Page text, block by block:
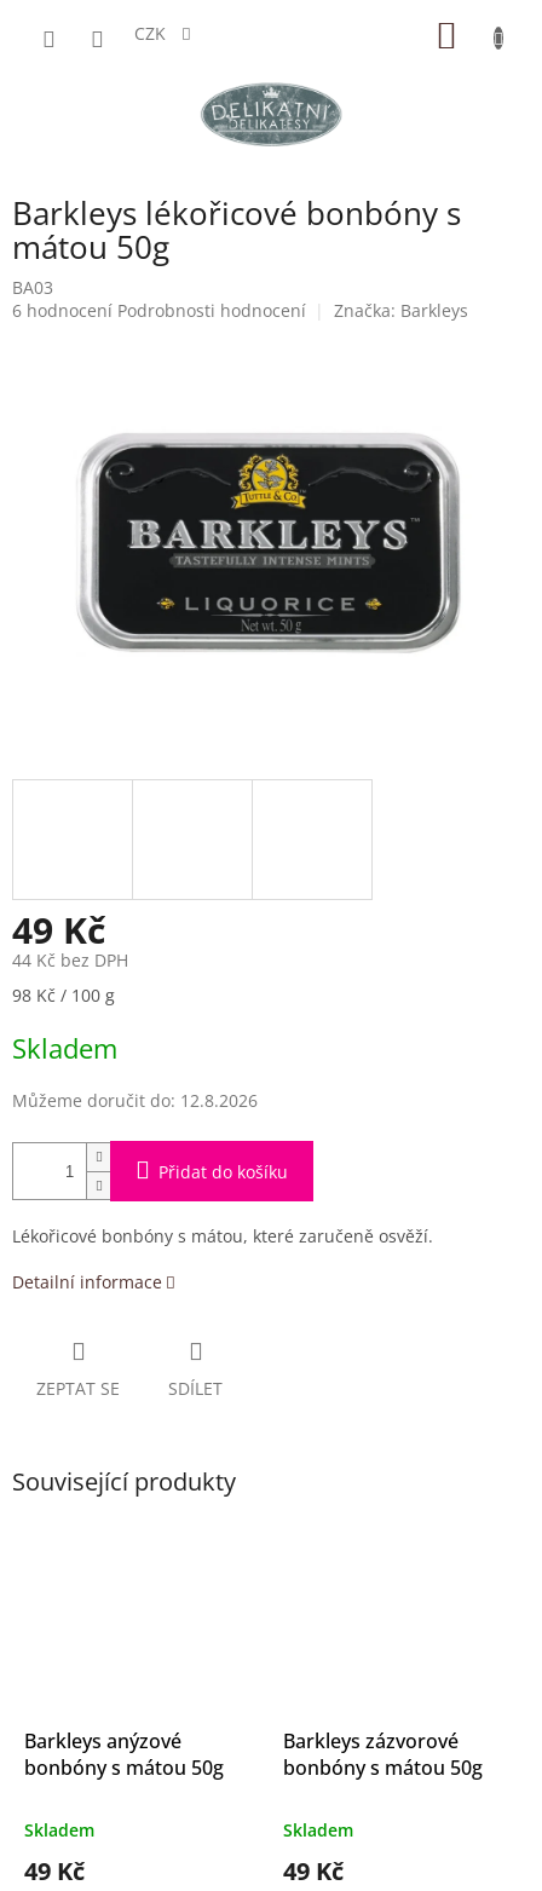
CZK
Barkleys lékořicové bonbóny s
mátou 50g
BA03
Průměrné
hvězdiček.
6 hodnocení Podrobnosti hodnocení Značka: Barkleys
49 Kč
44 Kč bez DPH
Měrná
98 Kč / 100 g
Skladem
Můžeme doručit do: 12.8.2026
Přidat do košíku
Lékořicové bonbóny s mátou, které zaručeně osvěží.
Detailní informace
ZEPTAT SE SDÍLET
Související produkty
Barkleys anýzové
bonbóny s mátou 50g
Průměrné
hodnocení
produktu
Skladem
49 Kč
Barkleys zázvorové
bonbóny s mátou 50g
Průměrné
hodnocení
produktu
Skladem
49 Kč